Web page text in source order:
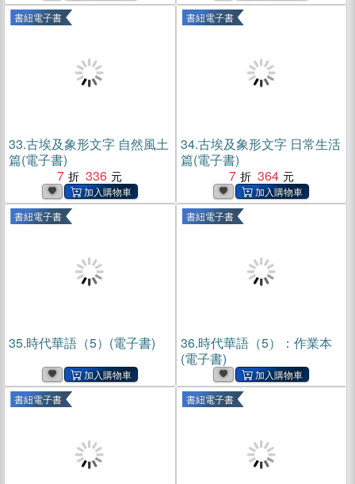
書紐電子書
33.古埃及象形文字 自然風土
篇(電子書)
7
336
書紐電子書
34.古埃及象形文字 日常生活
篇(電子書)
7
364
書紐電子書
35.時代華語（5）(電子書)
書紐電子書
36.時代華語（5）：作業本
(電子書)
書紐電子書 書紐電子書